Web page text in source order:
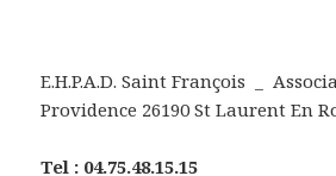
E.H.P.A.D. Saint François _
Providence 26190 St Laurent En
Tel : 04.75.48.15.15